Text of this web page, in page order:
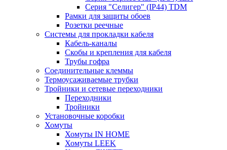
Серия "Селигер" (IP44) TDM
Рамки для защиты обоев
Розетки реечные
Системы для прокладки кабеля
Кабель-каналы
Скобы и крепления для кабеля
Трубы гофра
Соединительные клеммы
Термоусаживаемые трубки
Тройники и сетевые переходники
Переходники
Тройники
Установочные коробки
Хомуты
Хомуты IN HOME
Хомуты LEEK